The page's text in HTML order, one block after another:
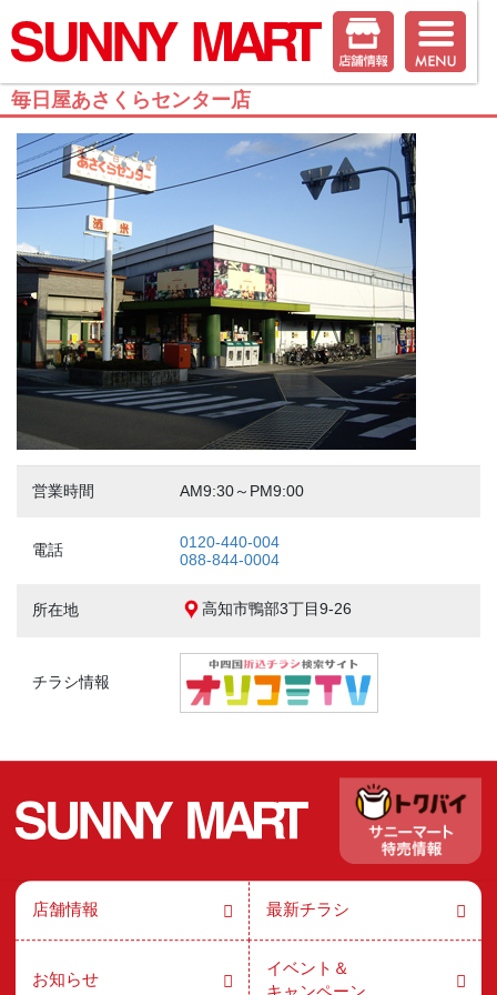
毎日屋あさくらセンター店
営業時間 AM9:30～PM9:00
電話
0120-440-004
088-844-0004
所在地 高知市鴨部3丁目9-26
チラシ情報
店舗情報 最新チラシ
お知らせ
イベント＆